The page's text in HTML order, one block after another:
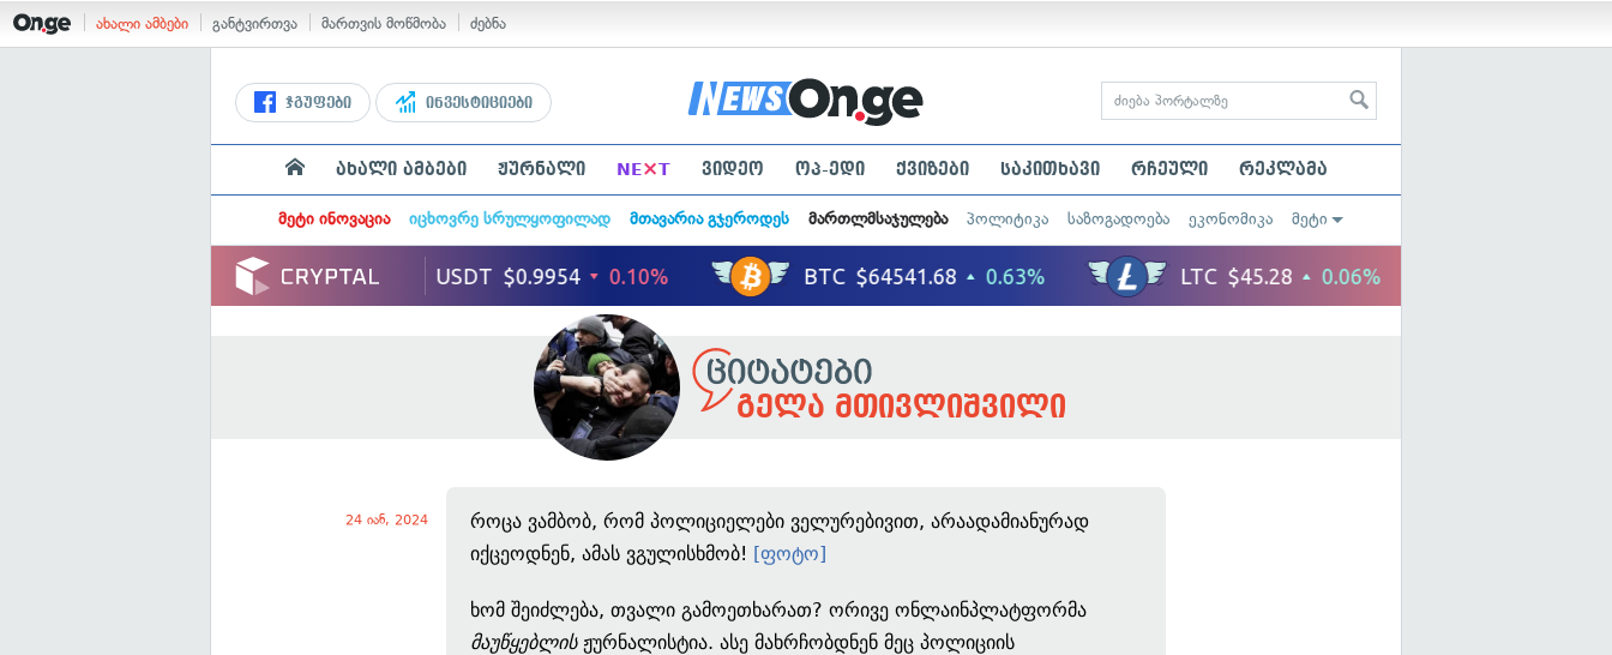
ახალი ამბები განტვირთვა მართვის მოწმობა ძებნა
ჯგუფები ინვესტიციები
ახალი ამბები ჟურნალი NE×T ვიდეო ოპ-ედი ქვიზები საკითხავი რჩეული რეკლამა
მეტი ინოვაცია იცხოვრე სრულყოფილად მთავარია გჯეროდეს მართლმსაჯულება პოლიტიკა საზოგადოება ეკონომიკა მეტი
გელა მთივლიშვილი
24 იან, 2024
როცა ვამბობ, რომ პოლიციელები ველურებივით, არაადამიანურად
იქცეოდნენ, ამას ვგულისხმობ! [ფოტო]
ხომ შეიძლება, თვალი გამოეთხარათ? ორივე ონლაინპლატფორმა
მაუწყებლისჟურნალისტია. ასე მახრჩობდნენ მეც პოლიციის